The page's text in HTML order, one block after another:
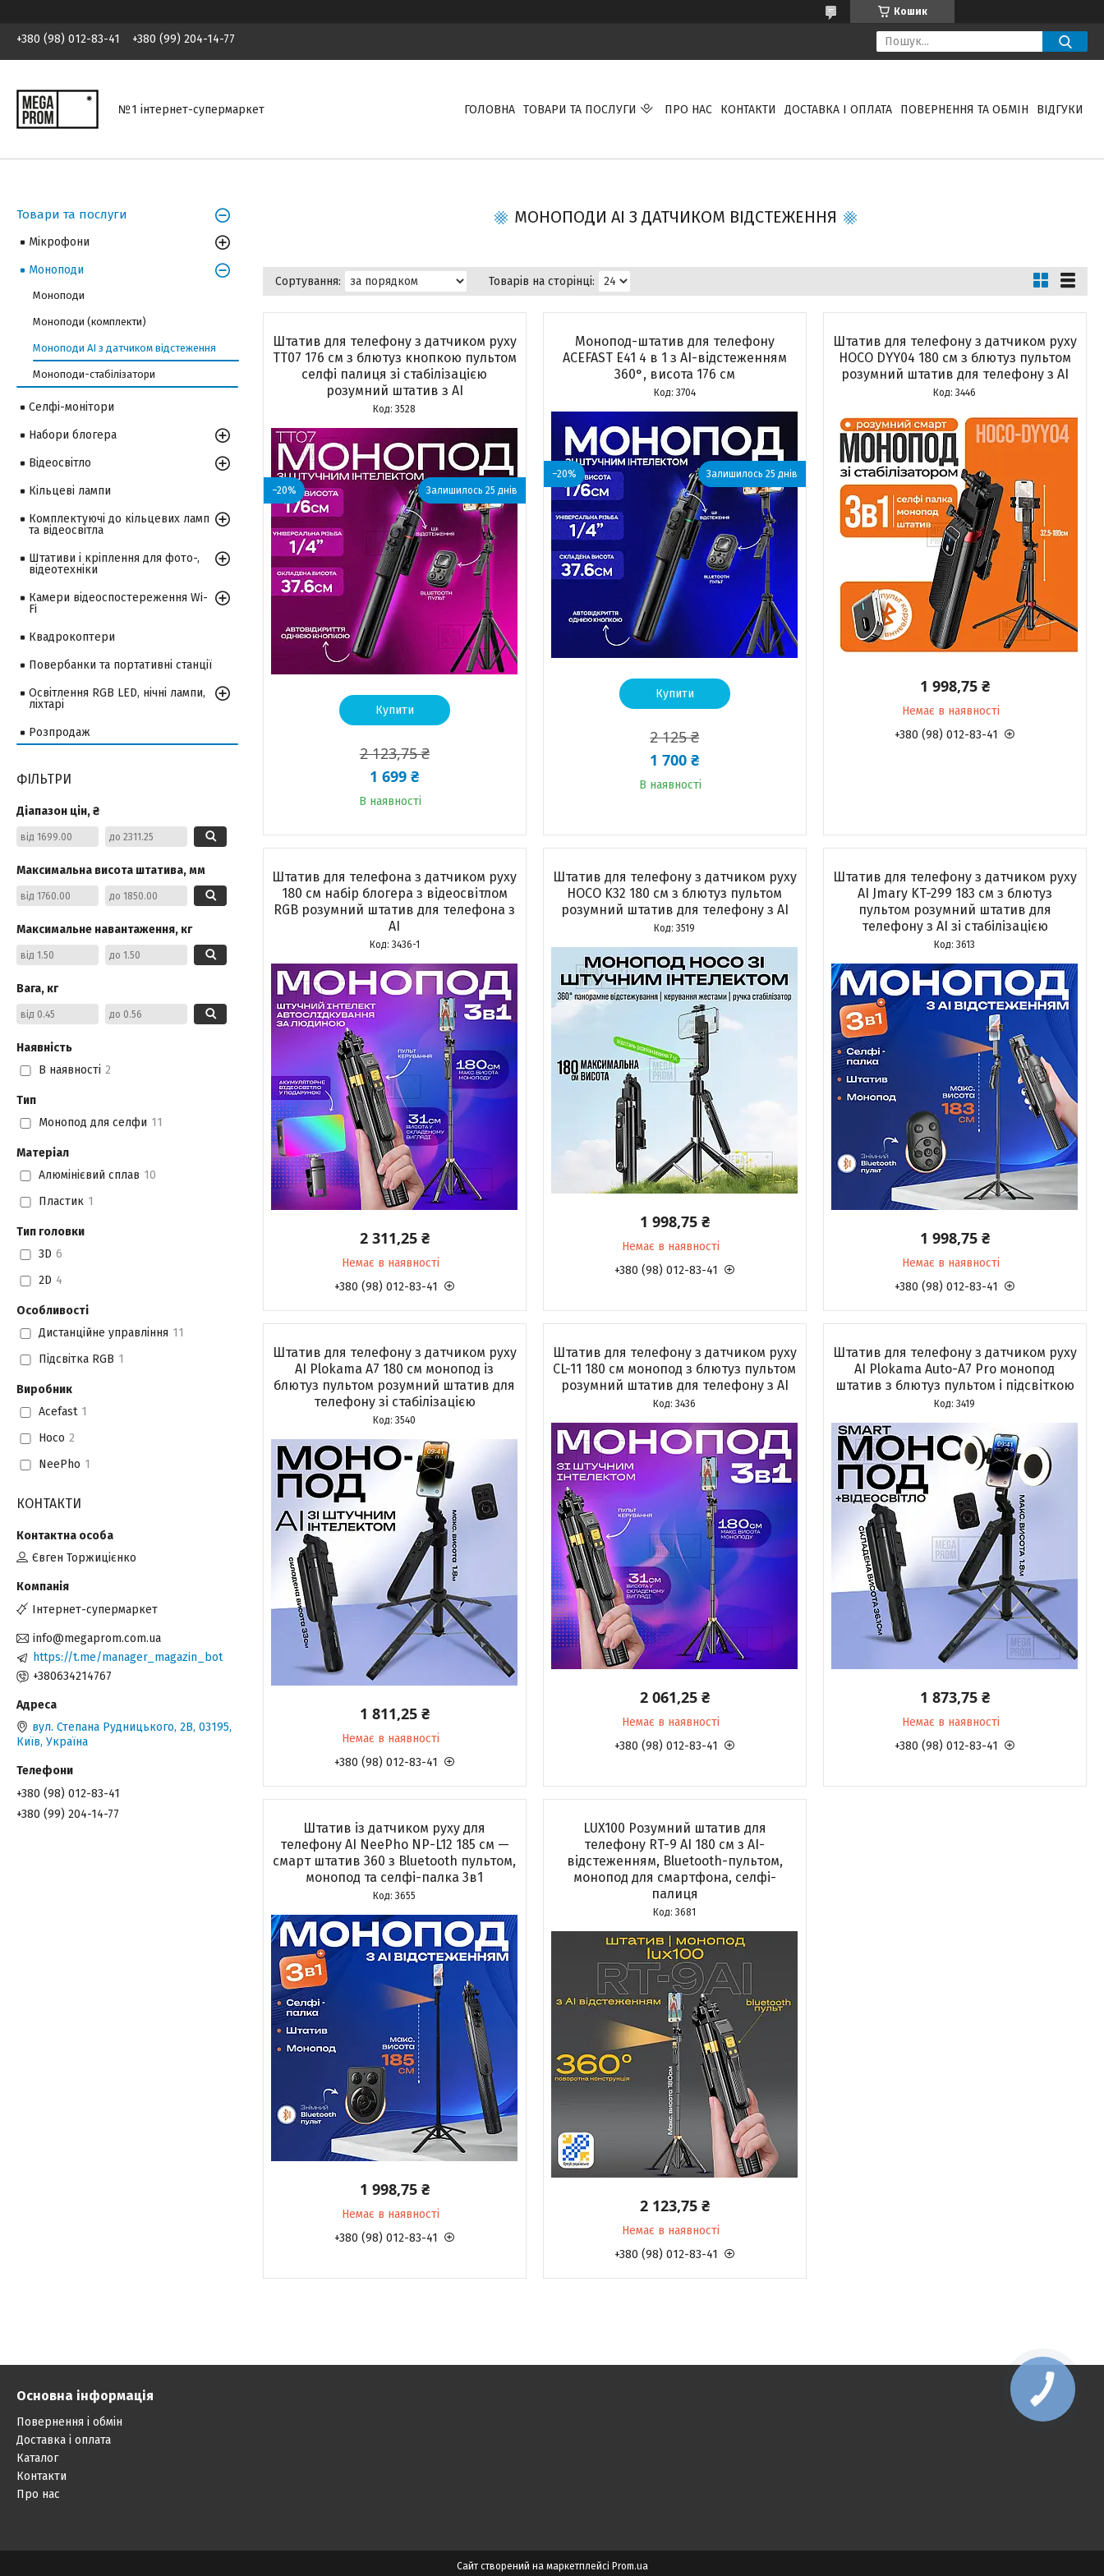
Кошик
+380 (98) 012-83-41 +380 (99) 204-14-77
№1 інтернет-супермаркет ГОЛОВНА ТОВАРИ ТА ПОСЛУГИ ПРО НАС КОНТАКТИ ДОСТАВКА І ОПЛАТА ПОВЕРНЕННЯ ТА ОБМІН ВІДГУКИ
МОНОПОДИ AI З ДАТЧИКОМ ВІДСТЕЖЕННЯ
Штатив для телефону з датчиком руху
TT07 176 см з блютуз кнопкою пультом
селфі палиця зі стабілізацією
розумний штатив з AI
3528
–20% Залишилось 25 днів
Купити
2 123,75 ₴
1 699 ₴
В наявності
Монопод-штатив для телефону
ACEFAST E41 4 в 1 з AI-відстеженням
360°, висота 176 см
3704
–20% Залишилось 25 днів
Купити
2 125 ₴
1 700 ₴
В наявності
Штатив для телефону з датчиком руху
HOCO DYY04 180 см з блютуз пультом
розумний штатив для телефону з AI
3446
1 998,75 ₴
Немає в наявності
+380 (98) 012-83-41
Штатив для телефона з датчиком руху
180 см набір блогера з відеосвітлом
RGB розумний штатив для телефона з
AI
3436-1
2 311,25 ₴
Немає в наявності
+380 (98) 012-83-41
Штатив для телефону з датчиком руху
HOCO K32 180 см з блютуз пультом
розумний штатив для телефону з AI
3519
1 998,75 ₴
Немає в наявності
+380 (98) 012-83-41
Штатив для телефону з датчиком руху
AI Jmary KT-299 183 см з блютуз
пультом розумний штатив для
телефону з AI зі стабілізацією
3613
1 998,75 ₴
Немає в наявності
+380 (98) 012-83-41
Штатив для телефону з датчиком руху
AI Plokama A7 180 см монопод із
блютуз пультом розумний штатив для
телефону зі стабілізацією
3540
1 811,25 ₴
Немає в наявності
+380 (98) 012-83-41
Штатив для телефону з датчиком руху
CL-11 180 см монопод з блютуз пультом
розумний штатив для телефону з AI
3436
2 061,25 ₴
Немає в наявності
+380 (98) 012-83-41
Штатив для телефону з датчиком руху
AI Plokama Auto-A7 Pro монопод
штатив з блютуз пультом і підсвіткою
3419
1 873,75 ₴
Немає в наявності
+380 (98) 012-83-41
Штатив із датчиком руху для
телефону AI NeePho NP-L12 185 см —
смарт штатив 360 з Bluetooth пультом,
монопод та селфі-палка 3в1
3655
1 998,75 ₴
Немає в наявності
+380 (98) 012-83-41
LUX100 Розумний штатив для
телефону RT-9 AI 180 см з AI-
відстеженням, Bluetooth-пультом,
монопод для смартфона, селфі-
палиця
3681
2 123,75 ₴
Немає в наявності
+380 (98) 012-83-41
Товари та послуги
Мікрофони
Моноподи
Моноподи
Моноподи (комплекти)
Моноподи AI з датчиком відстеження
Моноподи-стабілізатори
Селфі-монітори
Набори блогера
Відеосвітло
Кільцеві лампи
Комплектуючі до кільцевих ламп
та відеосвітла
Штативи і кріплення для фото-,
відеотехніки
Камери відеоспостереження Wi-
Fi
Квадрокоптери
Повербанки та портативні станції
Освітлення RGB LED, нічні лампи,
ліхтарі
Розпродаж
ФІЛЬТРИ
Діапазон цін, ₴
Максимальна висота штатива, мм
Максимальне навантаження, кг
Вага, кг
Наявність
В наявності 2
Тип
Монопод для селфи 11
Матеріал
Алюмінієвий сплав 10
Пластик 1
Тип головки
3D 6
2D 4
Особливості
Дистанційне управління 11
Підсвітка RGB 1
Виробник
Acefast 1
Hoco 2
NeePho 1
КОНТАКТИ
Євген Торжицієнко
Інтернет-супермаркет
info@megaprom.com.ua
https://t.me/manager_magazin_bot
+380634214767
вул. Степана Рудницького, 2В, 03195,
Київ, Україна
+380 (98) 012-83-41
+380 (99) 204-14-77
Основна інформація
Повернення і обмін
Доставка і оплата
Каталог
Контакти
Про нас
Сайт створений на маркетплейсі Prom.ua